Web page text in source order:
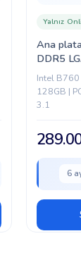
Ana
DDR5
Yalnız
Intel B760
128GB |
3.1
6